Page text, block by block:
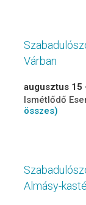
Várban
augusztus 15
Ismétlődő
összes)
Almásy-